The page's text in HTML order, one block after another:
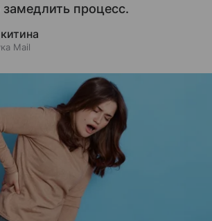
процесс.
Mail